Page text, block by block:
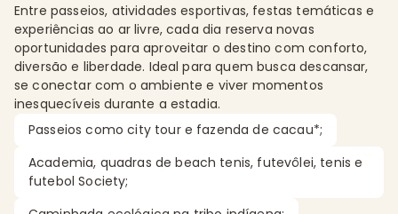
Entre passeios, atividades esportivas, festas temáticas e
experiências ao ar livre, cada dia reserva novas
oportunidades para aproveitar o destino com conforto,
diversão e liberdade. Ideal para quem busca descansar,
se conectar com o ambiente e viver momentos
inesquecíveis durante a estadia.
Passeios como city tour e fazenda de cacau*;
Academia, quadras de beach tenis, futevôlei, tenis e
futebol Society;